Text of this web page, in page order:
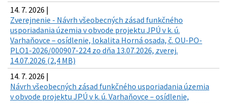
14. 7. 2026 |
Zverejnenie - Návrh všeobecných zásad funkčného
usporiadania územia v obvode projektu JPÚ v k. ú.
Varhaňovce – osídlenie, lokalita Horná osada, č. OU-PO-
PLO1-2026/000907-224 zo dňa 13.07.2026, zverej.
14.07.2026 (2,4 MB)
14. 7. 2026 |
Návrh všeobecných zásad funkčného usporiadania územia
v obvode projektu JPÚ v k. ú. Varhaňovce – osídlenie,